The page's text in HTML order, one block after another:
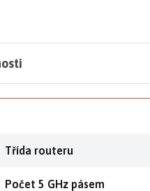
Třída routeru
Počet 5 GHz pásem